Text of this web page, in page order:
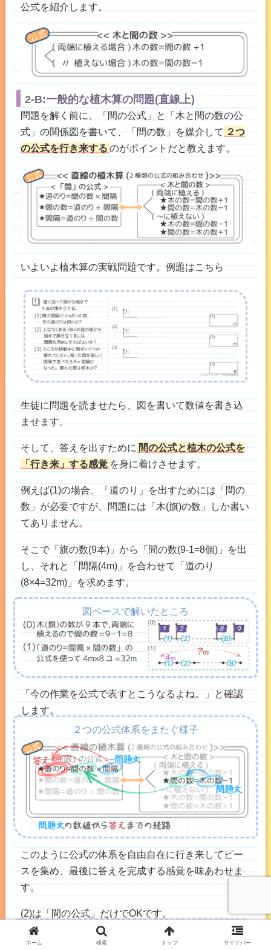
公式を紹介します。
2-B:一般的な植木算の問題(直線上)
問題を解く前に、「間の公式」と「木と間の数の公
式」の関係図を書いて、「間の数」を媒介して ２つ
の公式を行き来する のがポイントだと教えます。
いよいよ植木算の実戦問題です。例題はこちら
生徒に問題を読ませたら、図を書いて数値を書き込
ませます。
そして、答えを出すために 間の公式と植木の公式を
「行き来」する感覚 を身に着けさせます。
例えば(1)の場合、「道のり」を出すためには「間の
数」が必要ですが、問題には「木(旗)の数」しか書い
てありません。
そこで「旗の数(9本)」から「間の数(9-1=8個)」を出
し、それと「間隔(4m)」を合わせて「道のり
(8×4=32m)」を求めます。
図ベースで解いたところ
「今の作業を公式で表すとこうなるよね。」と確認
します。
２つの公式体系をまたぐ様子
このように公式の体系を自由自在に行き来してピー
スを集め、最後に答えを完成する感覚を味あわせま
す。
(2)は「間の公式」だけでOKです。
ホーム 検索 トップ サイドバー